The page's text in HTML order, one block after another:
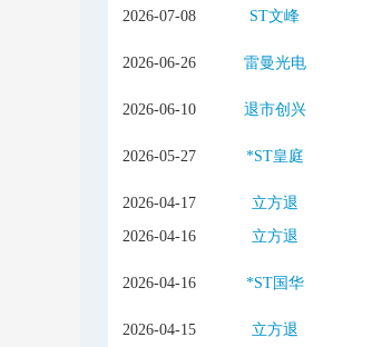
2026-07-08
ST文峰
2026-06-26 雷曼光电
2026-06-10 退市创兴
2026-05-27 *ST皇庭
2026-04-17 立方退
2026-04-16
立方退
2026-04-16 *ST国华
2026-04-15 立方退